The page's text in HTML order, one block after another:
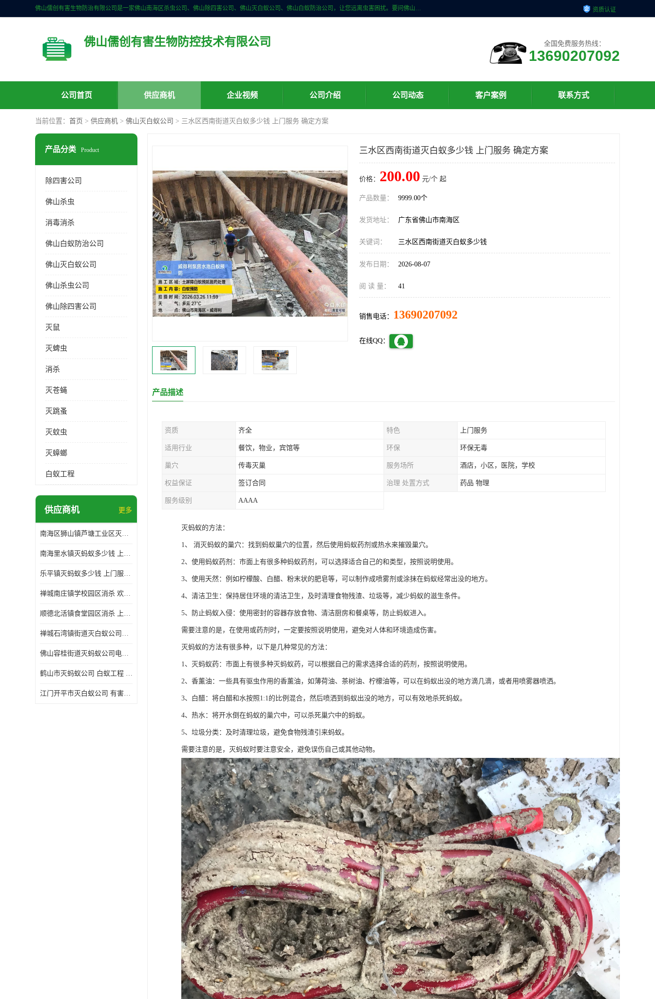
佛山儒创有害生物防治有限公司是一家佛山南海区杀虫公司、佛山除四害公司、佛山灭白蚁公司、佛山白蚁防治公司，让您远离虫害困扰。要问佛山白蚁防治哪家好？佛山儒创有害生物防治有限公司全佛山、广州，正规公司，上门勘查，可靠，售后有保障。 资质认证
佛山儒创有害生物防控技术有限公司 全国免费服务热线：
13690207092
公司首页 供应商机 企业视频 公司介绍 公司动态 客户案例 联系方式
当前位置： 首页 > 供应商机 > 佛山灭白蚁公司 > 三水区西南街道灭白蚁多少钱 上门服务 确定方案
产品分类 Product
除四害公司
佛山杀虫
消毒消杀
佛山白蚁防治公司
佛山灭白蚁公司
佛山杀虫公司
佛山除四害公司
灭鼠
灭蜱虫
消杀
灭苍蝇
灭跳蚤
灭蚊虫
灭蟑螂
白蚁工程
供应商机 更多
南海区狮山镇芦塘工业区灭白蚁多少钱 上门服务 确定方案
南海里水镇灭蚂蚁多少钱 上门服务 确定方案
乐平镇灭蚂蚁多少钱 上门服务 确定方案
禅城南庄镇学校园区消杀 欢迎电话咨询 价格优惠
顺德北活镇食堂园区消杀 上门服务 确定方案
禅城石湾镇街道灭白蚁公司电话 病媒生物防治 上门服务 确定方案
佛山容桂街道灭蚂蚁公司电话 白蚁防治 上门服务 确定方案
鹤山市灭蚂蚁公司 白蚁工程 欢迎电话咨询 价格优惠
江门开平市灭白蚁公司 有害生物防治 上门服务 确定方案
三水区西南街道灭白蚁多少钱 上门服务 确定方案
价格： 200.00 元/个 起
产品数量： 9999.00个
发货地址： 广东省佛山市南海区
关键词： 三水区西南街道灭白蚁多少钱
发布日期： 2026-08-07
阅 读 量： 41
销售电话： 13690207092
在线QQ：
产品描述
资质 齐全 特色 上门服务
适用行业 餐饮，物业，宾馆等 环保 环保无毒
巢穴 传毒灭巢 服务场所 酒店，小区，医院，学校
权益保证 签订合同 治理 处置方式 药品 物理
服务级别 AAAA
灭蚂蚁的方法：
1、 消灭蚂蚁的巢穴：找到蚂蚁巢穴的位置，然后使用蚂蚁药剂或热水来摧毁巢穴。
2、使用蚂蚁药剂：市面上有很多种蚂蚁药剂，可以选择适合自己的和类型，按照说明使用。
3、使用天然：例如柠檬酸、白醋、粉末状的肥皂等，可以制作成喷雾剂或涂抹在蚂蚁经常出没的地方。
4、清洁卫生：保持居住环境的清洁卫生，及时清理食物残渣、垃圾等，减少蚂蚁的滋生条件。
5、防止蚂蚁入侵：使用密封的容器存放食物、清洁厨房和餐桌等，防止蚂蚁进入。
需要注意的是，在使用或药剂时，一定要按照说明使用，避免对人体和环境造成伤害。
灭蚂蚁的方法有很多种，以下是几种常见的方法：
1、灭蚂蚁药：市面上有很多种灭蚂蚁药，可以根据自己的需求选择合适的药剂，按照说明使用。
2、香薰油：一些具有驱虫作用的香薰油，如薄荷油、茶树油、柠檬油等，可以在蚂蚁出没的地方滴几滴，或者用喷雾器喷洒。
3、白醋：将白醋和水按照1:1的比例混合，然后喷洒到蚂蚁出没的地方，可以有效地杀死蚂蚁。
4、热水：将开水倒在蚂蚁的巢穴中，可以杀死巢穴中的蚂蚁。
5、垃圾分类：及时清理垃圾，避免食物残渣引来蚂蚁。
需要注意的是，灭蚂蚁时要注意安全，避免误伤自己或其他动物。